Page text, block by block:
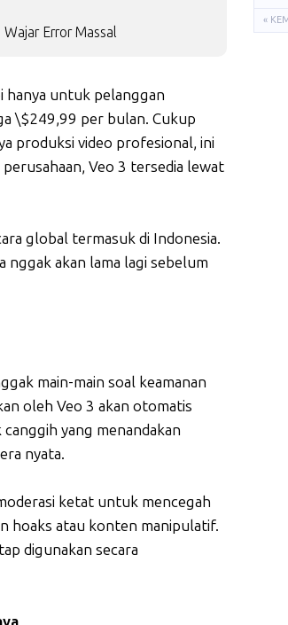
Error Massal
hanya untuk pelanggan
\$249,99 per bulan. Cukup
produksi video profesional, ini
Veo 3 tersedia lewat
global termasuk di Indonesia.
nggak akan lama lagi sebelum
main-main soal keamanan
oleh Veo 3 akan otomatis
yang menandakan
nyata.
ketat untuk mencegah
hoaks atau konten manipulatif.
digunakan secara
«